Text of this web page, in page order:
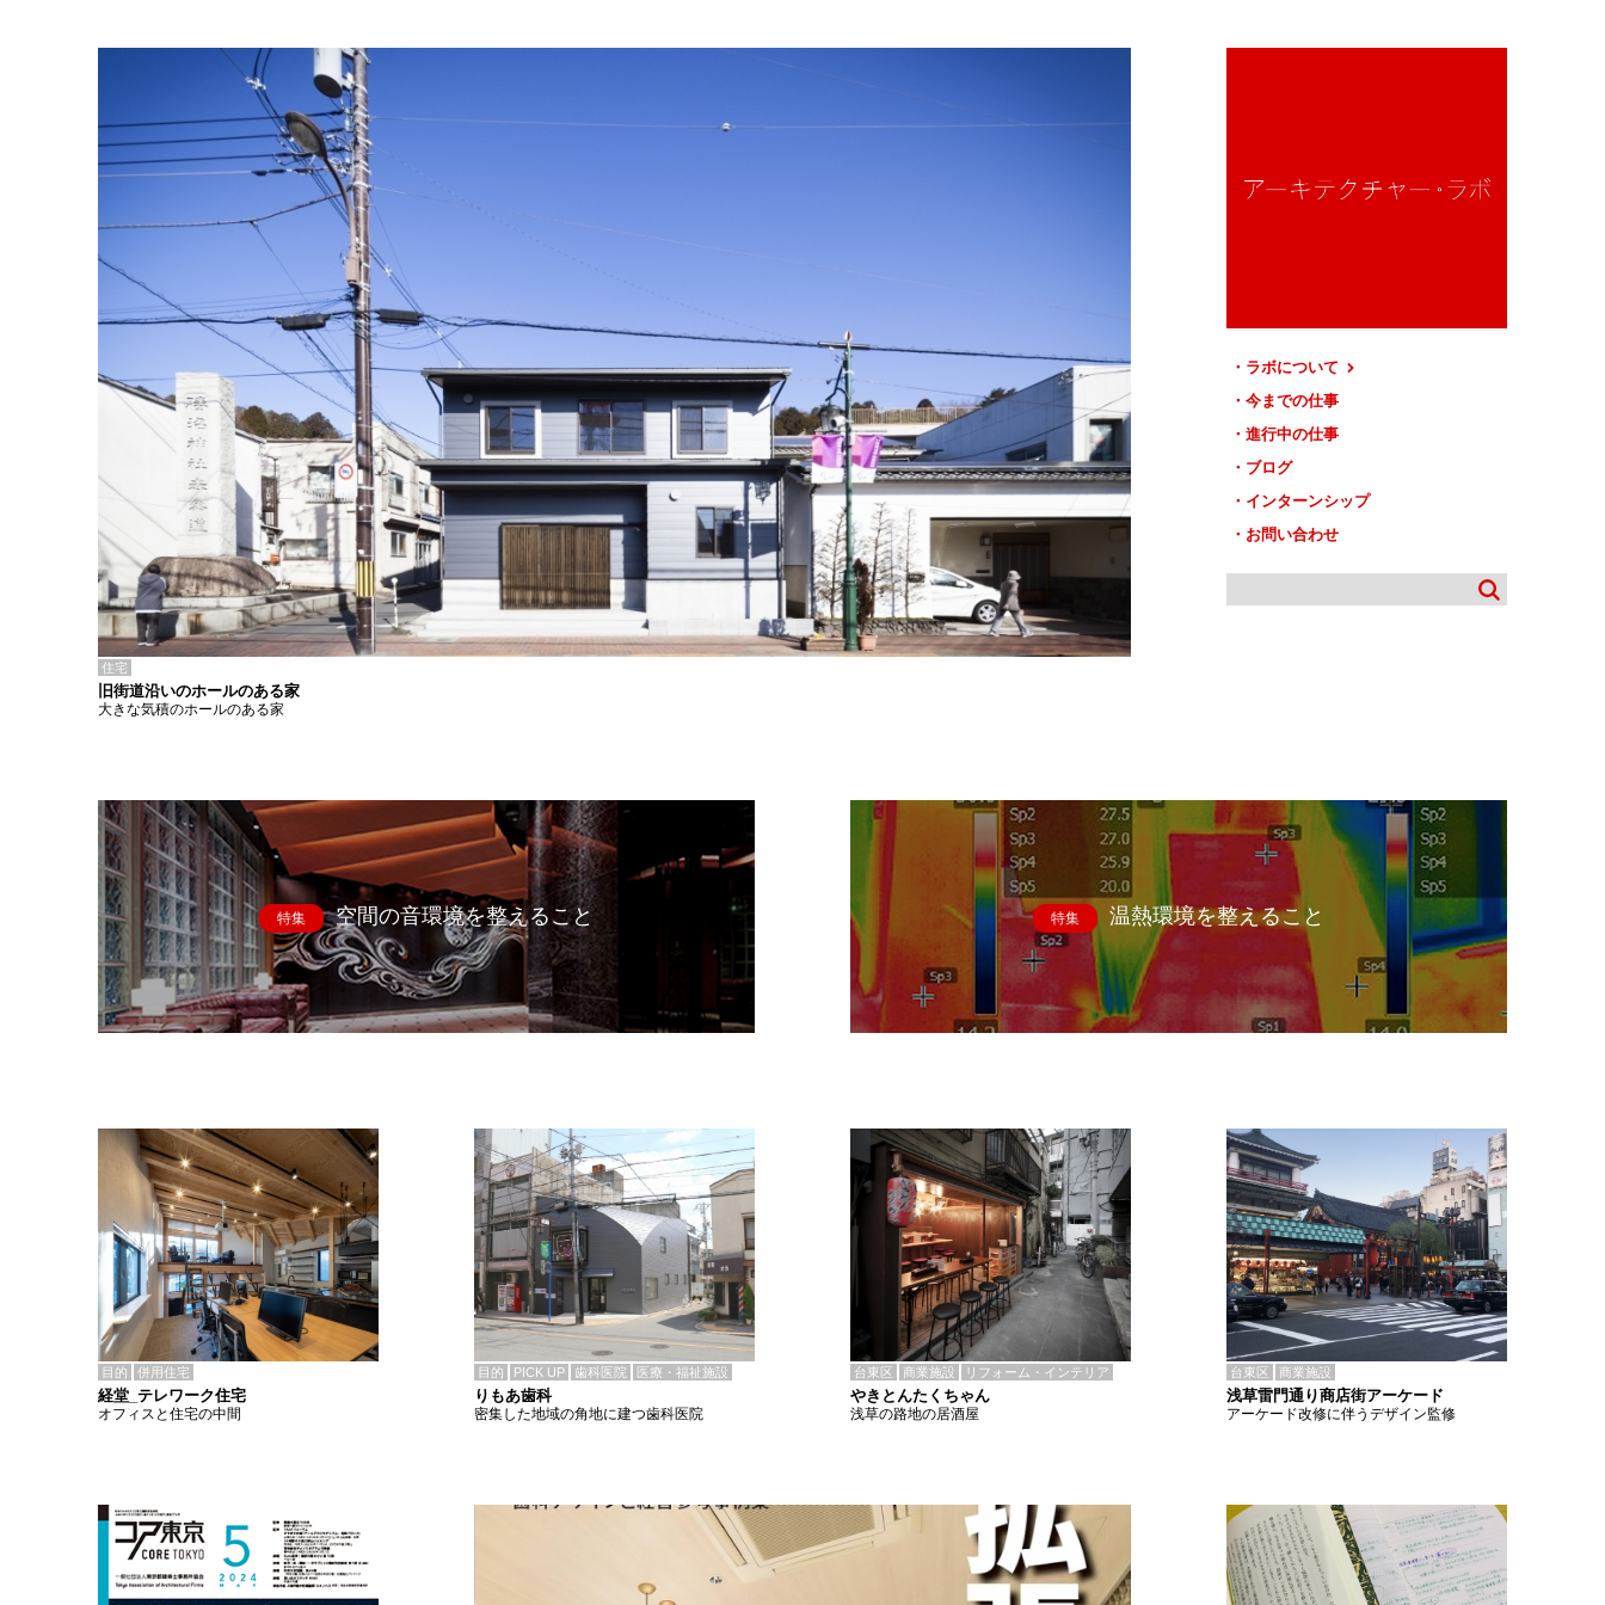
ラボについて
今までの仕事
進行中の仕事
ブログ
インターンシップ
お問い合わせ
住宅
旧街道沿いのホールのある家
大きな気積のホールのある家
特集 空間の音環境を整えること 特集 温熱環境を整えること
目的 併用住宅
経堂_テレワーク住宅
オフィスと住宅の中間
目的 PICK UP 歯科医院 医療・福祉施設
りもあ歯科
密集した地域の角地に建つ歯科医院
台東区 商業施設 リフォーム・インテリア
やきとんたくちゃん
浅草の路地の居酒屋
台東区 商業施設
浅草雷門通り商店街アーケード
アーケード改修に伴うデザイン監修